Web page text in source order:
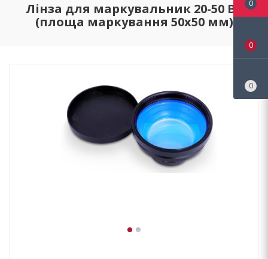
Лінза для маркувальник 20-50 Вт
(площа маркування 50х50 мм)
0
0
0